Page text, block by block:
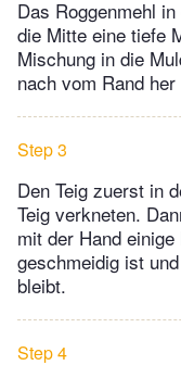
Das Roggenmehl
die Mitte eine tiefe
Mischung in die
nach vom Rand
Step 3
Den Teig zuerst in
Teig verkneten.
mit der Hand
geschmeidig ist
bleibt.
Step 4